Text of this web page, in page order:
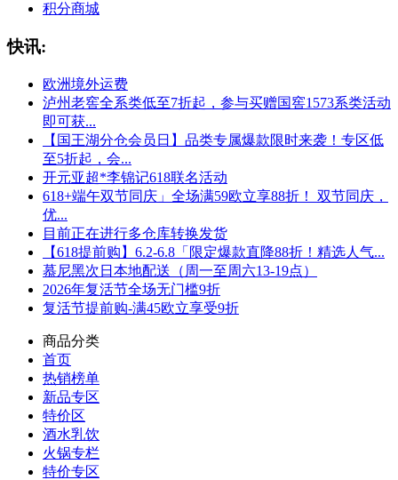
积分商城
快讯:
欧洲境外运费
泸州老窖全系类低至7折起，参与买赠国窖1573系类活动
即可获...
【国王湖分仓会员日】品类专属爆款限时来袭！专区低
至5折起，会...
开元亚超*李锦记618联名活动
618+端午双节同庆」全场满59欧立享88折！ 双节同庆，
优...
目前正在进行多仓库转换发货
【618提前购】6.2-6.8「限定爆款直降88折！精选人气...
慕尼黑次日本地配送（周一至周六13-19点）
2026年复活节全场无门槛9折
复活节提前购-满45欧立享受9折
商品分类
首页
热销榜单
新品专区
特价区
酒水乳饮
火锅专栏
特价专区